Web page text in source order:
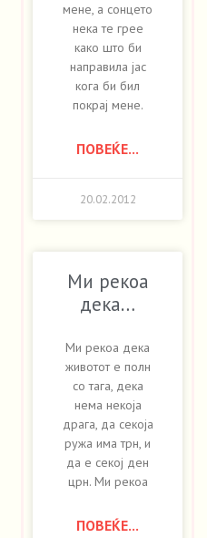
мене, а сонцето
нека те грее
како што би
направила јас
кога би бил
покрај мене.
ПОВЕЌЕ...
20.02.2012
Ми рекоа
дека…
Ми рекоа дека
животот е полн
со тага, дека
нема некоја
драга, да секоја
ружа има трн, и
да е секој ден
црн. Ми рекоа
ПОВЕЌЕ...